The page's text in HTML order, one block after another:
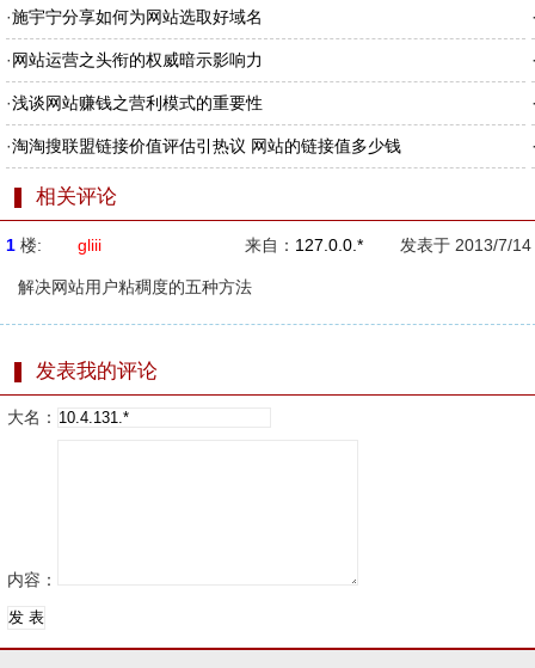
·施宇宁分享如何为网站选取好域名
·网站运营之头衔的权威暗示影响力
·浅谈网站赚钱之营利模式的重要性
·淘淘搜联盟链接价值评估引热议 网站的链接值多少钱
相关评论
1 楼: gliii 来自： 127.0.0.* 发表于 2013/7/
解决网站用户粘稠度的五种方法
发表我的评论
大名：
内容：